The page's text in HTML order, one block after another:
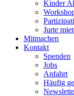
Kinder
Jurte
Mitmachen
Kontakt
Spenden
Jobs
Anfahrt
Häufig